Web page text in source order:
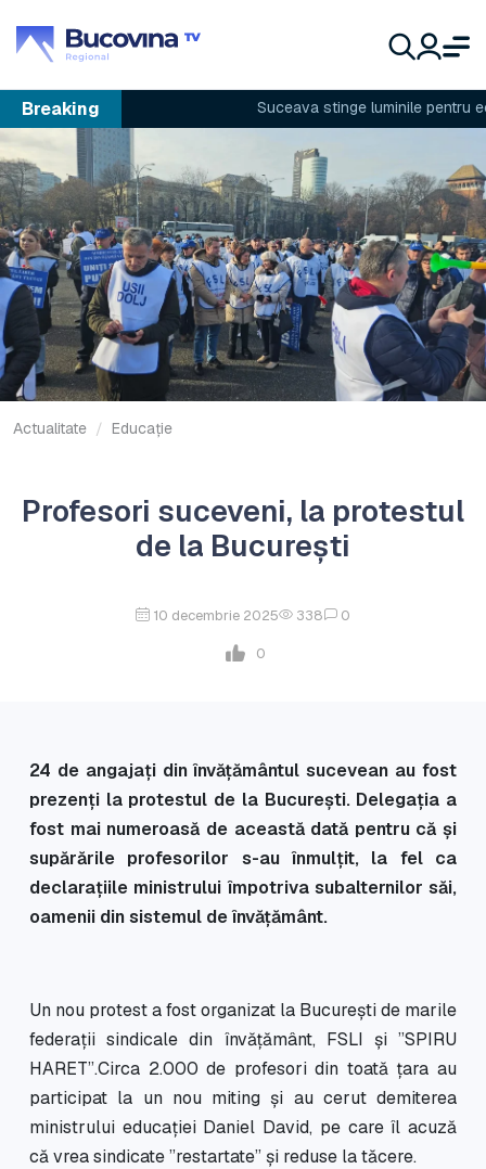
Breaking Suceava stinge luminile pentru
Actualitate Educație
Profesori suceveni, la protestul
de la București
10 decembrie 2025 338 0
0
24 de angajați din învățământul sucevean au fost
prezenți la protestul de la București. Delegația a
fost mai numeroasă de această dată pentru că și
supărările profesorilor s-au înmulțit, la fel ca
declarațiile ministrului împotriva subalternilor săi,
oamenii din sistemul de învățământ.
Un nou protest a fost organizat la București de marile
federații sindicale din învățământ, FSLI și ”SPIRU
HARET”.Circa 2.000 de profesori din toată țara au
participat la un nou miting și au cerut demiterea
ministrului educației Daniel David, pe care îl acuză
că vrea sindicate ”restartate” și reduse la tăcere.